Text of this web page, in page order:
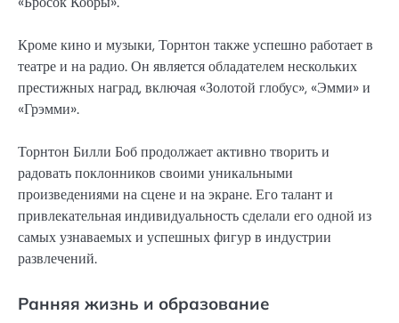
Кроме кино и музыки, Торнтон также успешно работает в
театре и на радио. Он является обладателем нескольких
престижных наград, включая «Золотой глобус», «Эмми» и
«Грэмми».
Торнтон Билли Боб продолжает активно творить и
радовать поклонников своими уникальными
произведениями на сцене и на экране. Его талант и
привлекательная индивидуальность сделали его одной из
самых узнаваемых и успешных фигур в индустрии
развлечений.
Ранняя жизнь и образование